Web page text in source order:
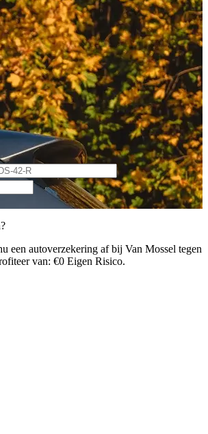
een autoverzekering af bij Van Mossel tegen
van: €0 Eigen Risico.